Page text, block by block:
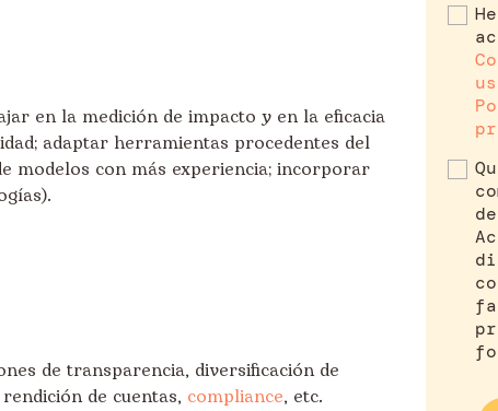
en la medición de impacto y en la eficacia
adaptar herramientas procedentes del
modelos con más experiencia; incorporar
de transparencia, diversificación de
de cuentas, compliance, etc.